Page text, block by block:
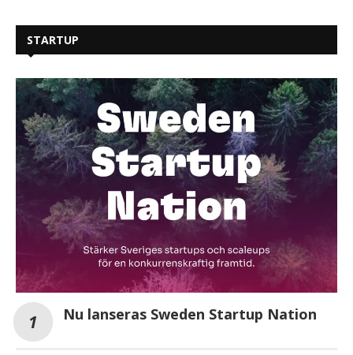
STARTUP
Nu lanseras Sweden Startup Nation